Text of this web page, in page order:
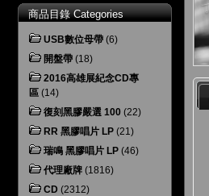
商品目錄 Categories
USB數位母帶 (6)
開盤帶 (18)
2016高雄展紀念CD專
區 (14)
復刻黑膠嚴選 100 (22)
RR 黑膠唱片 LP (21)
瑞鳴 黑膠唱片 LP (46)
代理廠牌 (1816)
CD (2312)